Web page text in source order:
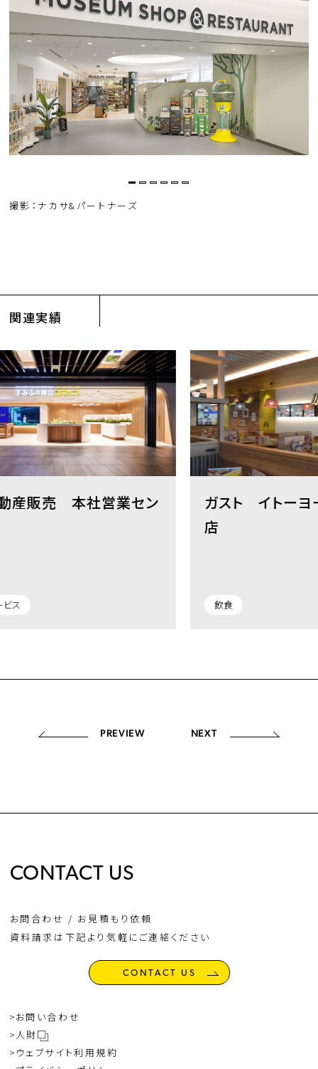
撮影：ナカサ&パートナーズ
関連実績
販売 本社営業セン
ガスト イトーヨ
店
飲食
PREVIEW NEXT
CONTACT US
お問合わせ / お見積もり依頼
資料請求は下記より気軽にご連絡ください
CONTACT US
お問い合わせ
人財
ウェブサイト利用規約